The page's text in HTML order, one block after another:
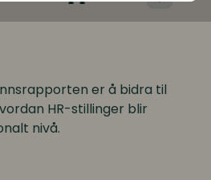
er å bidra til
HR-stillinger blir
nivå.